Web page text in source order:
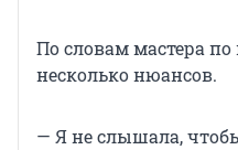
По словам мастера по
несколько нюансов.
— Я не слышала,